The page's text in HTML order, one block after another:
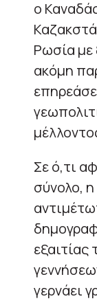
ο
Ρωσία με
ακόμη
Σε ό,τι
σύνολο, η
γερνάει